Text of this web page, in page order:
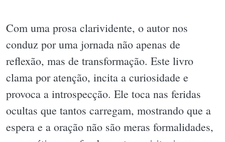
Com uma prosa clarividente, o autor nos
conduz por uma jornada não apenas de
reflexão, mas de transformação. Este livro
clama por atenção, incita a curiosidade e
provoca a introspecção. Ele toca nas feridas
ocultas que tantos carregam, mostrando que a
espera e a oração não são meras formalidades,